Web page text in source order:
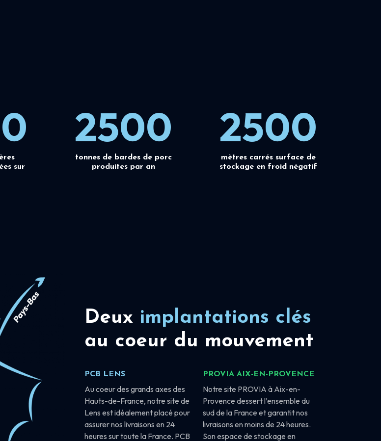
sur
2500
tonnes de bardes de porc
produites par an
2500
mètres carrés surface de
stockage en froid négatif
Deux implantations clés
au coeur du mouvement
PCB LENS
Au coeur des grands axes des
Hauts-de-France, notre site de
Lens est idéalement placé pour
assurer nos livraisons en 24
heures sur toute la France. PCB
PROVIA AIX-EN-PROVENCE
Notre site PROVIA à Aix-en-
Provence dessert l’ensemble du
sud de la France et garantit nos
livraisons en moins de 24 heures.
Son espace de stockage en